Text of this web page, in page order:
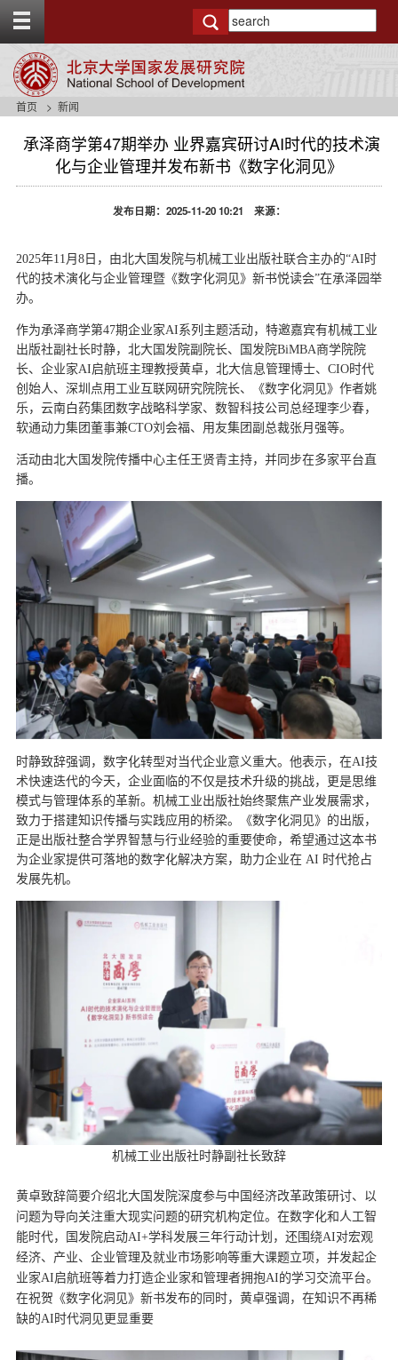
g
t
首页 新闻
承泽商学第47期举办 业界嘉宾研讨AI时代的技术演
化与企业管理并发布新书《数字化洞见》
发布日期：2025-11-20 10:21 来源：
2025年11月8日，由北大国发院与机械工业出版社联合主办的“AI时
代的技术演化与企业管理暨《数字化洞见》新书悦读会”在承泽园举
办。
作为承泽商学第47期企业家AI系列主题活动，特邀嘉宾有机械工业
出版社副社长时静，北大国发院副院长、国发院BiMBA商学院院
长、企业家AI启航班主理教授黄卓，北大信息管理博士、CIO时代
创始人、深圳点用工业互联网研究院院长、《数字化洞见》作者姚
乐，云南白药集团数字战略科学家、数智科技公司总经理李少春，
软通动力集团董事兼CTO刘会福、用友集团副总裁张月强等。
活动由北大国发院传播中心主任王贤青主持，并同步在多家平台直
播。
时静致辞强调，数字化转型对当代企业意义重大。他表示，在AI技
术快速迭代的今天，企业面临的不仅是技术升级的挑战，更是思维
模式与管理体系的革新。机械工业出版社始终聚焦产业发展需求，
致力于搭建知识传播与实践应用的桥梁。《数字化洞见》的出版，
正是出版社整合学界智慧与行业经验的重要使命，希望通过这本书
为企业家提供可落地的数字化解决方案，助力企业在 AI 时代抢占
发展先机。
机械工业出版社时静副社长致辞
黄卓致辞简要介绍北大国发院深度参与中国经济改革政策研讨、以
问题为导向关注重大现实问题的研究机构定位。在数字化和人工智
能时代，国发院启动AI+学科发展三年行动计划，还围绕AI对宏观
经济、产业、企业管理及就业市场影响等重大课题立项，并发起企
业家AI启航班等着力打造企业家和管理者拥抱AI的学习交流平台。
在祝贺《数字化洞见》新书发布的同时，黄卓强调，在知识不再稀
缺的AI时代洞见更显重要